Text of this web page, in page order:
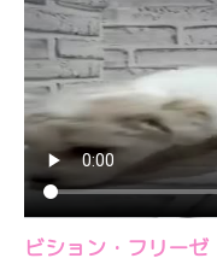
ビション・フリーゼ